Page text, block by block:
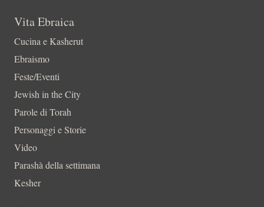
Vita Ebraica
Cucina e Kasherut
Ebraismo
Feste/Eventi
Jewish in the City
Parole di Torah
Personaggi e Storie
Video
Parashà della settimana
Kesher